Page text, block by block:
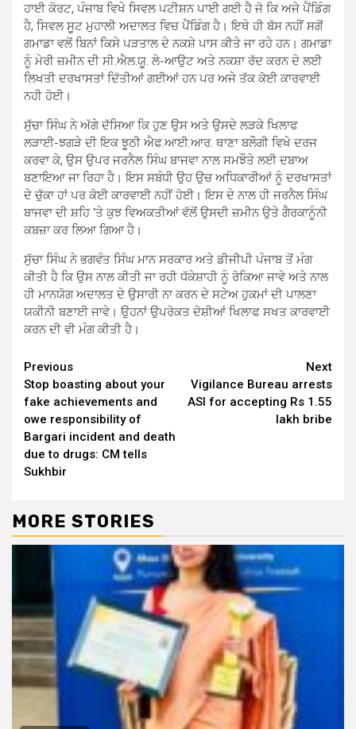
ਹਾਈ ਕੋਰਟ, ਪੰਜਾਬ ਵਿਖੇ ਸਿਵਲ ਪਟੀਸ਼ਨ ਪਾਈ ਗਈ ਹੈ ਜੋ ਕਿ ਅਜੇ ਪੈਂਡਿੰਗ
ਹੈ, ਸਿਵਲ ਸੂਟ ਮੁਹਾਲੀ ਅਦਾਲਤ ਵਿਚ ਪੈਂਡਿੰਗ ਹੈ। ਇਥੇ ਹੀ ਬੱਸ ਨਹੀਂ ਸਗੋਂ
ਗਮਾਡਾ ਵਲੋਂ ਬਿਨਾਂ ਕਿਸੇ ਪੜਤਾਲ ਦੇ ਨਕਸ਼ੇ ਪਾਸ ਕੀਤੇ ਜਾ ਰਹੇ ਹਨ। ਗਮਾਡਾ
ਨੂੰ ਮੇਰੀ ਜ਼ਮੀਨ ਦੀ ਸੀ.ਐਲ.ਯੂ. ਲੇ-ਆਉਟ ਅਤੇ ਨਕਸ਼ਾ ਰੱਦ ਕਰਨ ਦੇ ਲਈ
ਲਿਖਤੀ ਦਰਖਾਸਤਾਂ ਦਿੱਤੀਆਂ ਗਈਆਂ ਹਨ ਪਰ ਅਜੇ ਤੱਕ ਕੋਈ ਕਾਰਵਾਈ
ਨਹੀ ਹੋਈ।
ਸੁੱਚਾ ਸਿੰਘ ਨੇ ਅੱਗੇ ਦੱਸਿਆ ਕਿ ਹੁਣ ਉਸ ਅਤੇ ਉਸਦੇ ਲੜਕੇ ਖਿਲਾਫ
ਲੜਾਈ-ਝਗੜੇ ਦੀ ਇਕ ਝੂਠੀ ਐਫ.ਆਈ.ਆਰ. ਥਾਣਾ ਬਲੌਗੀ ਵਿਖੇ ਦਰਜ
ਕਰਵਾ ਕੇ, ਉਸ ਉਪਰ ਜਰਨੈਲ ਸਿੰਘ ਬਾਜਵਾ ਨਾਲ ਸਮਝੌਤੇ ਲਈ ਦਬਾਅ
ਬਣਾਇਆ ਜਾ ਰਿਹਾ ਹੈ। ਇਸ ਸਬੰਧੀ ਉਹ ਉਚ ਅਧਿਕਾਰੀਆਂ ਨੂੰ ਦਰਖਾਸਤਾਂ
ਦੇ ਚੁੱਕਾ ਹਾਂ ਪਰ ਕੋਈ ਕਾਰਵਾਈ ਨਹੀਂ ਹੋਈ। ਇਸ ਦੇ ਨਾਲ ਹੀ ਜਰਨੈਲ ਸਿੰਘ
ਬਾਜਵਾ ਦੀ ਸ਼ਹਿ ‘ਤੇ ਕੁਝ ਵਿਅਕਤੀਆਂ ਵੱਲੋਂ ਉਸਦੀ ਜ਼ਮੀਨ ਉਤੇ ਗੈਰਕਾਨੂੰਨੀ
ਕਬਜ਼ਾ ਕਰ ਲਿਆ ਗਿਆ ਹੈ।
ਸੁੱਚਾ ਸਿੰਘ ਨੇ ਭਗਵੰਤ ਸਿੰਘ ਮਾਨ ਸਰਕਾਰ ਅਤੇ ਡੀਜੀਪੀ ਪੰਜਾਬ ਤੋਂ ਮੰਗ
ਕੀਤੀ ਹੈ ਕਿ ਉਸ ਨਾਲ ਕੀਤੀ ਜਾ ਰਹੀ ਧੱਕੇਸ਼ਾਹੀ ਨੂੰ ਰੋਕਿਆ ਜਾਵੇ ਅਤੇ ਨਾਲ
ਹੀ ਮਾਨਯੋਗ ਅਦਾਲਤ ਦੇ ਉਸਾਰੀ ਨਾ ਕਰਨ ਦੇ ਸਟੇਅ ਹੁਕਮਾਂ ਦੀ ਪਾਲਣਾ
ਯਕੀਨੀ ਬਣਾਈ ਜਾਵੇ। ਉਹਨਾਂ ਉਪਰੋਕਤ ਦੋਸ਼ੀਆਂ ਖਿਲਾਫ ਸਖਤ ਕਾਰਵਾਈ
ਕਰਨ ਦੀ ਵੀ ਮੰਗ ਕੀਤੀ ਹੈ।
Continue
Reading
Previous
Stop boasting about your
fake achievements and
owe responsibility of
Bargari incident and death
due to drugs: CM tells
Sukhbir
Next
Vigilance Bureau arrests
ASI for accepting Rs 1.55
lakh bribe
MORE STORIES